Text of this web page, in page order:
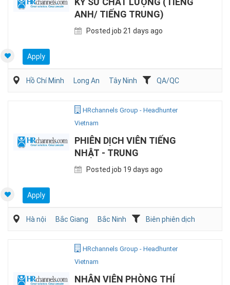
ANH/ TIẾNG TRUNG)
Posted job 21 days ago
Apply
Hồ Chí Minh Long An Tây Ninh QA/QC
HRchannels Group - Headhunter
Vietnam
PHIÊN DỊCH VIÊN TIẾNG
NHẬT - TRUNG
Posted job 19 days ago
Apply
Hà nội Bắc Giang Bắc Ninh Biên phiên dịch
HRchannels Group - Headhunter
Vietnam
NHÂN VIÊN PHÒNG THÍ